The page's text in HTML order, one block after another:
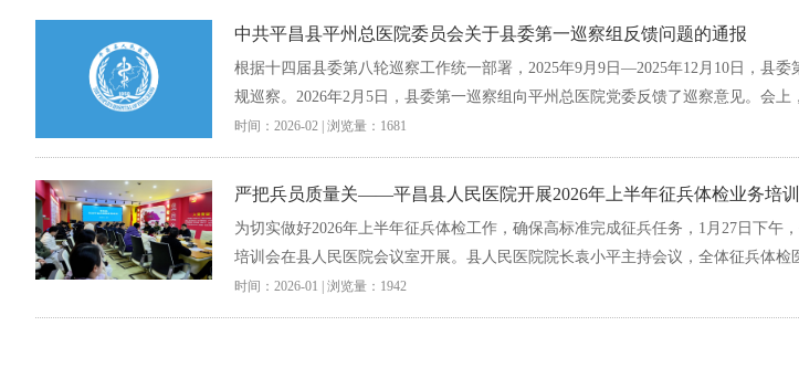
中共平昌县平州总医院委员会关于县委第一巡察组反馈问题的通报
根据十四届县委第八轮巡察工作统一部署，2025年9月9日—2025年12月10日，县
规巡察。2026年2月5日，县委第一巡察组向平州总医院党委反馈了巡察意见。会上
时间：2026-02 | 浏览量：1681
严把兵员质量关——平昌县人民医院开展2026年上半年征兵体检业务培
为切实做好2026年上半年征兵体检工作，确保高标准完成征兵任务，1月27日下午
培训会在县人民医院会议室开展。县人民医院院长袁小平主持会议，全体征兵体检
时间：2026-01 | 浏览量：1942